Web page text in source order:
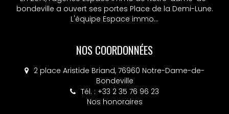
bondeville a ouvert ses portes Place de la Demi-Lune.
L'équipe Espace immo...
NOS COORDONNÉES
2 place Aristide Briand, 76960 Notre-Dame-de-
Bondeville
Tél. : +33 2 35 76 96 23
Nos honoraires